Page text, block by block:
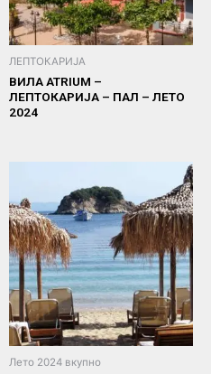
ЛЕПТОКАРИЈА
ВИЛА ATRIUM –
ЛЕПТОКАРИЈА – ПАЛ – ЛЕТО
2024
Лето 2024 вкупно